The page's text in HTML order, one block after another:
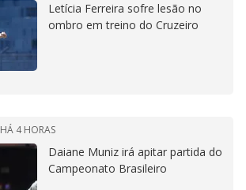
Letícia Ferreira sofre lesão no
ombro em treino do Cruzeiro
HÁ 4 HORAS
Daiane Muniz irá apitar partida do
Campeonato Brasileiro